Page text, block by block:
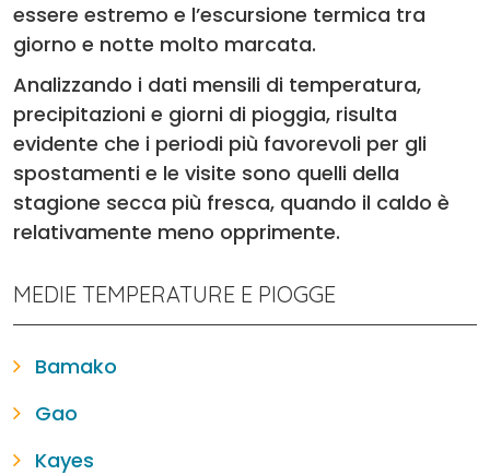
essere estremo e l’escursione termica tra
giorno e notte molto marcata.
Analizzando i dati mensili di temperatura,
precipitazioni e giorni di pioggia, risulta
evidente che i periodi più favorevoli per gli
spostamenti e le visite sono quelli della
stagione secca più fresca, quando il caldo è
relativamente meno opprimente.
MEDIE TEMPERATURE E PIOGGE
Bamako
Gao
Kayes